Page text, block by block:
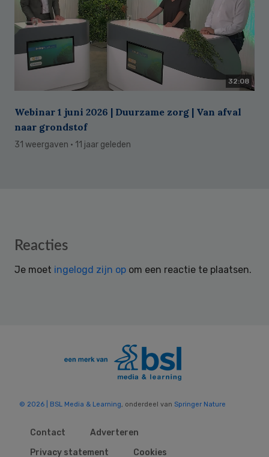
32:08
Webinar 1 juni 2026 | Duurzame zorg | Van afval
naar grondstof
31 weergaven · 11 jaar geleden
Reader
Reacties
Je moet ingelogd zijn op om een reactie te plaatsen.
© 2026 | BSL Media & Learning, onderdeel van Springer Nature
Contact
Adverteren
Privacy statement
Cookies